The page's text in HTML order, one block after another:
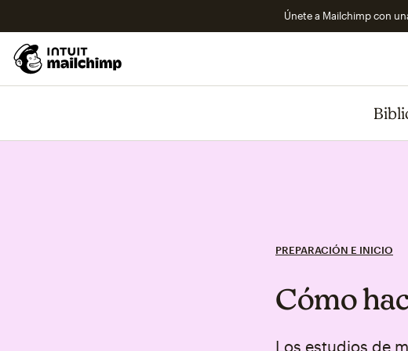
Únete a Mailchimp con
PREPARACIÓN E INICIO
Cómo
Los estudios de